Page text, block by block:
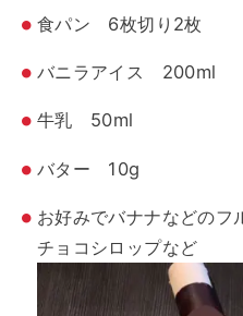
食パン 6枚切り2枚
バニラアイス 200ml
牛乳 50ml
バター 10g
お好みでバナナなどのフ
チョコシロップなど